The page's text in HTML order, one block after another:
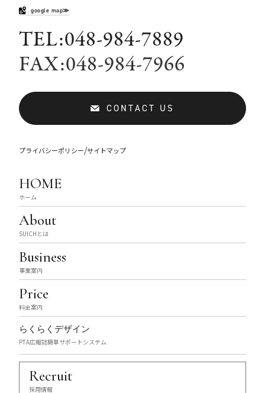
google map≫
TEL:048-984-7889
FAX:048-984-7966
CONTACT US
プライバシーポリシー/サイトマップ
HOME
ホーム
About
SUICHとは
Business
事業案内
Price
料金案内
らくらくデザイン
PTA広報誌簡単サポートシステム
Recruit
採用情報